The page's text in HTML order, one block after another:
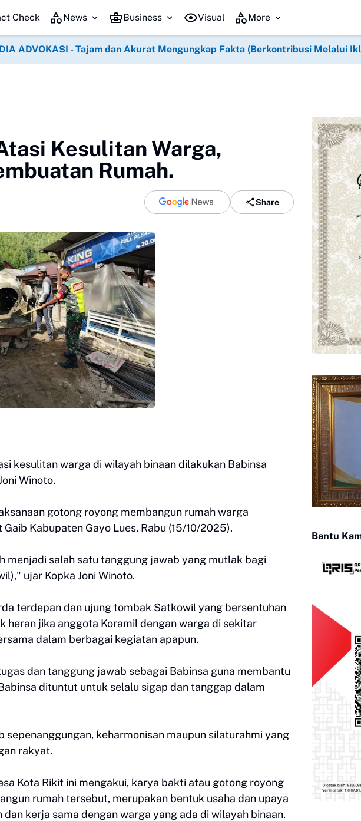
Negara Hadir
Check News Business Visual More
ADVOKASI - Tajam dan Akurat Mengungkap Fakta (Berkontribusi Melalui
Kesulitan Warga,
Rumah.‎
Share
kesulitan warga di wilayah binaan dilakukan Babinsa
Winoto.
gotong royong membangun rumah warga
Kabupaten Gayo Lues, Rabu (15/10/2025).
salah satu tanggung jawab yang mutlak bagi
ujar Kopka Joni Winoto.
terdepan dan ujung tombak Satkowil yang bersentuhan
heran jika anggota Koramil dengan warga di sekitar
dalam berbagai kegiatan apapun.
dan tanggung jawab sebagai Babinsa guna membantu
dituntut untuk selalu sigap dan tanggap dalam
sepenanggungan, keharmonisan maupun silaturahmi yang
rakyat.
Kota Rikit ini mengakui, karya bakti atau gotong royong
rumah tersebut, merupakan bentuk usaha dan upaya
kerja sama dengan warga yang ada di wilayah binaan.
Bantu